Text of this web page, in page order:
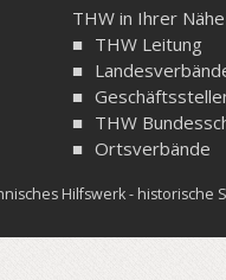
THW in Ihrer Nähe
THW Leitung
THW
Ortsverbände
Hilfswerk - historische